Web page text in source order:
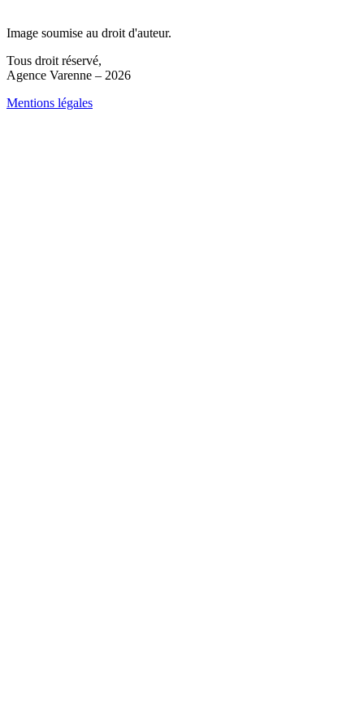
Image soumise au droit d'auteur.
Tous droit réservé,
Agence Varenne – 2026
Mentions légales